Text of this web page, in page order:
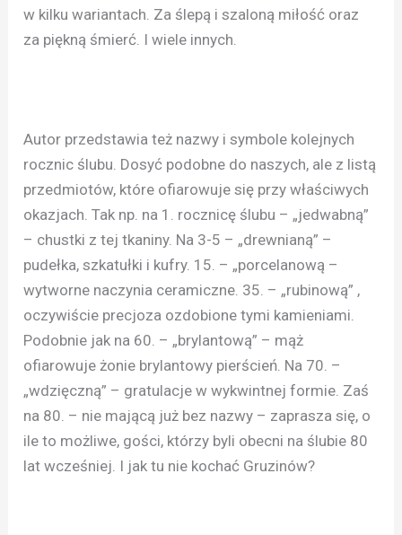
w kilku wariantach. Za ślepą i szaloną miłość oraz
za piękną śmierć. I wiele innych.
Autor przedstawia też nazwy i symbole kolejnych
rocznic ślubu. Dosyć podobne do naszych, ale z listą
przedmiotów, które ofiarowuje się przy właściwych
okazjach. Tak np. na 1. rocznicę ślubu – „jedwabną”
– chustki z tej tkaniny. Na 3-5 – „drewnianą” –
pudełka, szkatułki i kufry. 15. – „porcelanową –
wytworne naczynia ceramiczne. 35. – „rubinową” ,
oczywiście precjoza ozdobione tymi kamieniami.
Podobnie jak na 60. – „brylantową” – mąż
ofiarowuje żonie brylantowy pierścień. Na 70. –
„wdzięczną” – gratulacje w wykwintnej formie. Zaś
na 80. – nie mającą już bez nazwy – zaprasza się, o
ile to możliwe, gości, którzy byli obecni na ślubie 80
lat wcześniej. I jak tu nie kochać Gruzinów?